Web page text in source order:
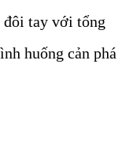
đôi tay với tổng
huống cản phá